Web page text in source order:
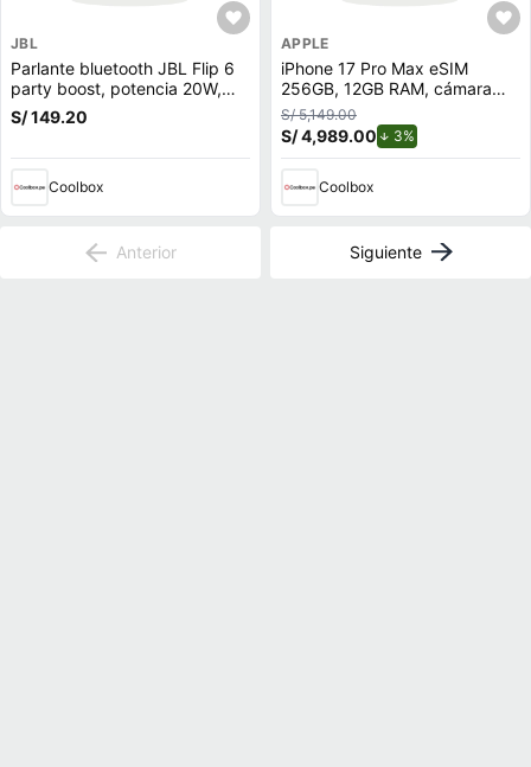
JBL
Parlante bluetooth JBL Flip 6
party boost, potencia 20W,
resistente al agua IP67, hasta
12 horas de reproducción, azul
S/ 149.20
Coolbox
APPLE
iPhone 17 Pro Max eSIM
256GB, 12GB RAM, cámara
trasera 48MP y frontal 18MP,
6.9"", silver
S/ 5,149.00
S/ 4,989.00 3%
Coolbox
Anterior Siguiente